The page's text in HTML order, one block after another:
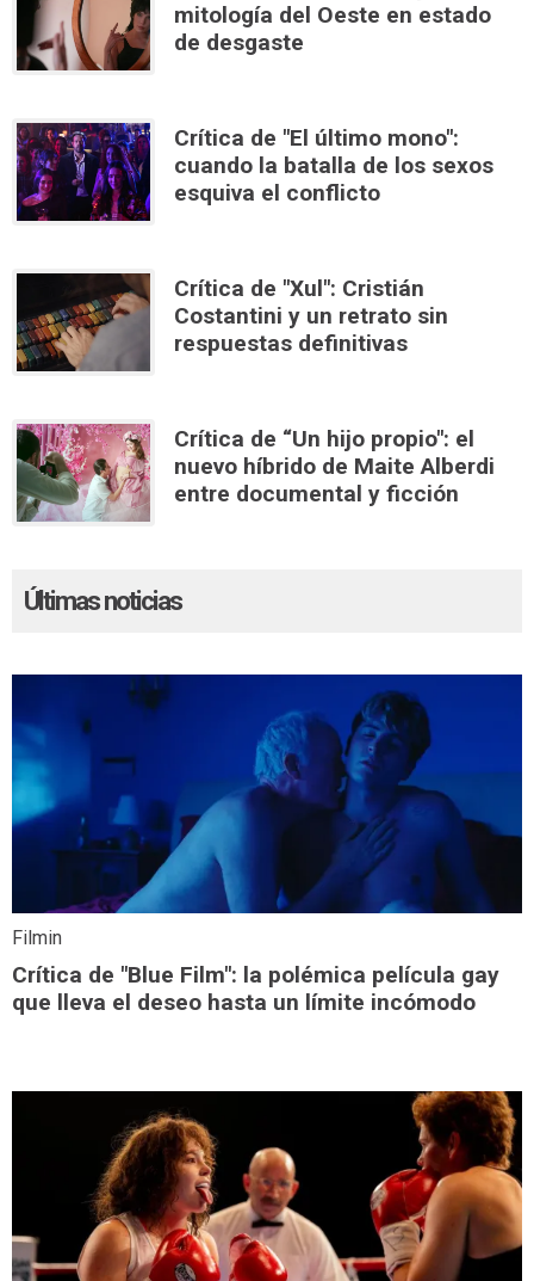
mitología del Oeste en estado
de desgaste
Crítica de "El último mono":
cuando la batalla de los sexos
esquiva el conflicto
Crítica de "Xul": Cristián
Costantini y un retrato sin
respuestas definitivas
Crítica de “Un hijo propio": el
nuevo híbrido de Maite Alberdi
entre documental y ficción
Últimas noticias
Filmin
Crítica de "Blue Film": la polémica película gay
que lleva el deseo hasta un límite incómodo